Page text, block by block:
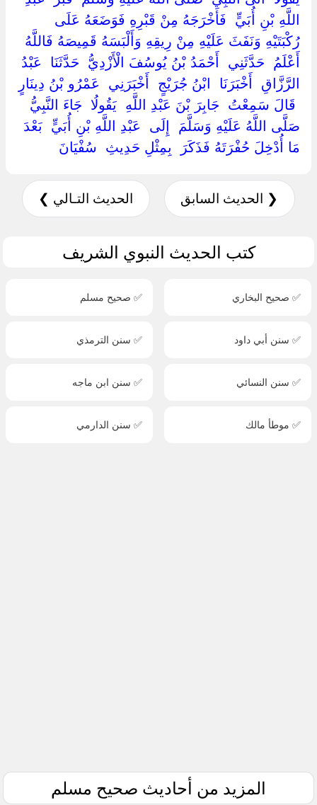
اللَّهِ بْنِ أُبَيٍّ ‏ ‏فَأَخْرَجَهُ مِنْ قَبْرِهِ فَوَضَعَهُ عَلَى
رُكْبَتَيْهِ وَنَفَثَ عَلَيْهِ مِنْ رِيقِهِ وَأَلْبَسَهُ قَمِيصَهُ فَاللَّهُ
أَعْلَمُ ‏ ‏حَدَّثَنِي ‏ ‏أَحْمَدُ بْنُ يُوسُفَ الْأَزْدِيُّ ‏ ‏حَدَّثَنَا ‏ ‏عَبْدُ
الرَّزَّاقِ ‏ ‏أَخْبَرَنَا ‏ ‏ابْنُ جُرَيْجٍ ‏ ‏أَخْبَرَنِي ‏ ‏عَمْرُو بْنُ دِينَارٍ
‏ ‏قَالَ سَمِعْتُ ‏ ‏جَابِرَ بْنَ عَبْدِ اللَّهِ ‏ ‏يَقُولُا ‏ ‏جَاءَ النَّبِيُّ ‏
‏صَلَّى اللَّهُ عَلَيْهِ وَسَلَّمَ ‏ ‏إِلَى ‏ ‏عَبْدِ اللَّهِ بْنِ أُبَيٍّ ‏ ‏بَعْدَ
مَا أُدْخِلَ حُفْرَتَهُ فَذَكَرَ ‏ ‏بِمِثْلِ حَدِيثِ ‏ ‏سُفْيَانَ ‏
❮ الحديث السابق الحديث التـالي ❯
كتب الحديث النبوي الشريف
✅ صحيح البخاري ✅ صحيح مسلم
✅ سنن أبي داود ✅ سنن الترمذي
✅ سنن النسائي ✅ سنن ابن ماجه
✅ موطأ مالك ✅ سنن الدارمي
المزيد من أحاديث صحيح مسلم